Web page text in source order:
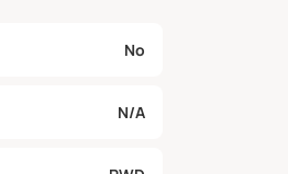
No
N/A